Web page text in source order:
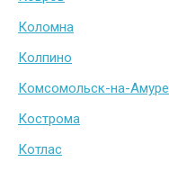
Коломна
Колпино
Комсомольск-на-Амуре
Кострома
Котлас